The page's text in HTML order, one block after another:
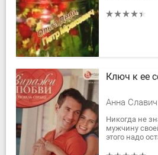
повести
Ключ к ее
Анна Славич
Никогда не
мужчину
этого надо